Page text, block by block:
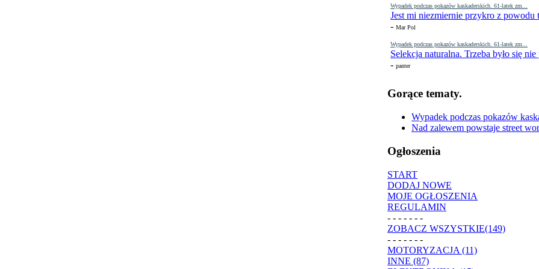
Wypadek podczas pokazów kaskaderskich. 61-latek zm...
Jest mi niezmiernie przykro z
- Mar Pol
Wypadek podczas pokazów kaskaderskich. 61-latek zm...
Selekcja naturalna. Trzeba było się nie
- panter
Gorące tematy.
Wypadek podczas pokazów
Nad zalewem powstaje street
Ogłoszenia
START
DODAJ NOWE
MOJE OGŁOSZENIA
REGULAMIN
- - - - - - -
ZOBACZ WSZYSTKIE(149)
- - - - - - -
MOTORYZACJA (11)
INNE (87)